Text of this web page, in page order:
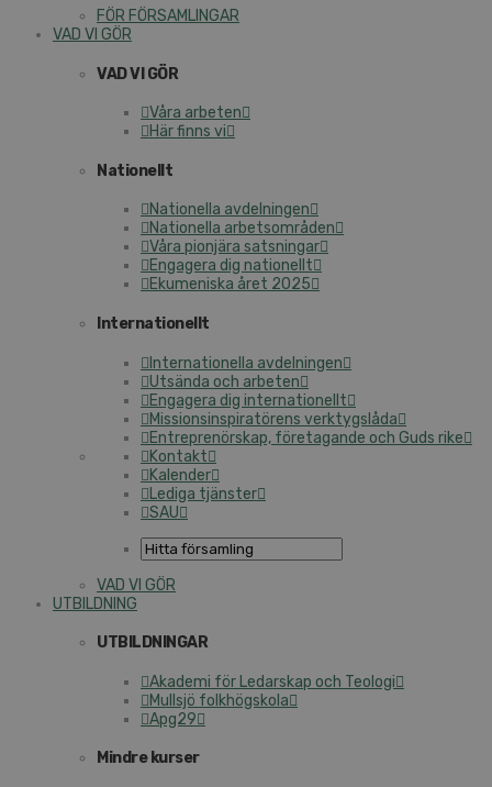
FÖR FÖRSAMLINGAR
VAD VI GÖR
VAD VI GÖR
Våra arbeten
Här finns vi
Nationellt
Nationella avdelningen
Nationella arbetsområden
Våra pionjära satsningar
Engagera dig nationellt
Ekumeniska året 2025
Internationellt
Internationella avdelningen
Utsända och arbeten
Engagera dig internationellt
Missionsinspiratörens verktygslåda
Entreprenörskap, företagande och Guds rike
Kontakt
Kalender
Lediga tjänster
SAU
VAD VI GÖR
UTBILDNING
UTBILDNINGAR
Akademi för Ledarskap och Teologi
Mullsjö folkhögskola
Apg29
Mindre kurser